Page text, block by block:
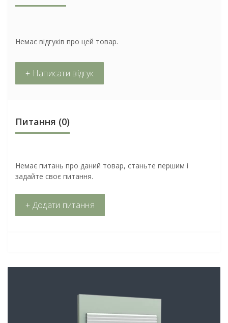
Немає відгуків про цей товар.
+ Написати відгук
Питання (0)
Немає питань про даний товар, станьте першим і
задайте своє питання.
+ Додати питання